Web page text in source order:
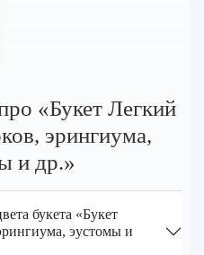
«Букет Легкий
эрингиума,
и др.»
букета «Букет
эустомы и